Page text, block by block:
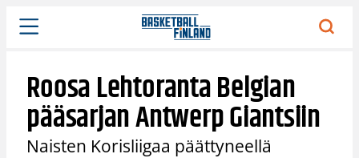
Siirry
sisältöön
Roosa Lehtoranta Belgian
pääsarjan Antwerp Giantsiin
Naisten Korisliigaa päättyneellä